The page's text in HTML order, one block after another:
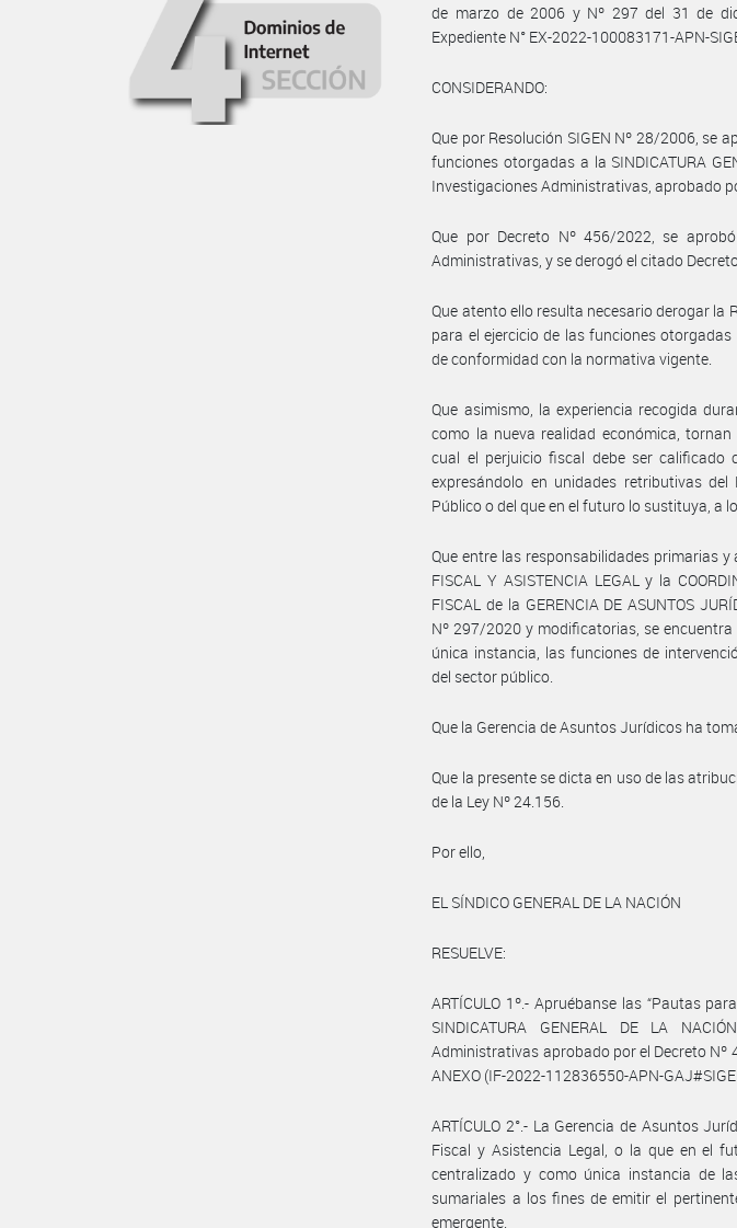
de marzo de 2006 y Nº 297 del 31 de
Expediente N° EX-2022-100083171-APN-
CONSIDERANDO:
Que por Resolución SIGEN Nº 28/2006, se
funciones otorgadas a la SINDICATURA
Investigaciones Administrativas, aprobado
Que por Decreto Nº 456/2022, se
Administrativas, y se derogó el citado
Que atento ello resulta necesario derogar la
para el ejercicio de las funciones otorgadas
de conformidad con la normativa vigente.
Que asimismo, la experiencia recogida
como la nueva realidad económica,
cual el perjuicio fiscal debe ser calificado
expresándolo en unidades retributivas
Público o del que en el futuro lo sustituya, a
Que entre las responsabilidades primarias y
FISCAL Y ASISTENCIA LEGAL y la
FISCAL de la GERENCIA DE ASUNTOS
Nº 297/2020 y modificatorias, se
única instancia, las funciones de
del sector público.
Que la Gerencia de Asuntos Jurídicos ha
Que la presente se dicta en uso de las
de la Ley Nº 24.156.
Por ello,
EL SÍNDICO GENERAL DE LA NACIÓN
RESUELVE:
ARTÍCULO 1º.- Apruébanse las “Pautas
SINDICATURA GENERAL DE LA
Administrativas aprobado por el Decreto Nº
ANEXO (IF-2022-112836550-APN-
ARTÍCULO 2°.- La Gerencia de Asuntos
Fiscal y Asistencia Legal, o la que en el
centralizado y como única instancia de
sumariales a los fines de emitir el
emergente.